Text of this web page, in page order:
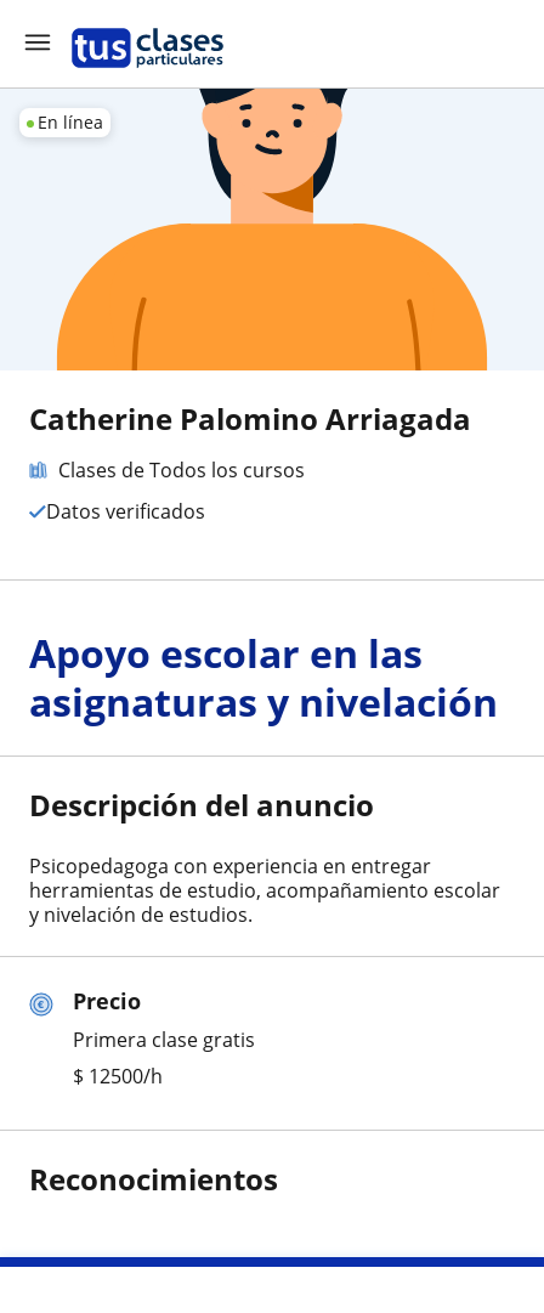
En línea
Catherine Palomino Arriagada
Clases de Todos los cursos
Datos verificados
Precio
Primera clase gratis
$ 12500/h
Apoyo escolar en las
asignaturas y nivelación
Descripción del anuncio
Psicopedagoga con experiencia en entregar
herramientas de estudio, acompañamiento escolar
y nivelación de estudios.
Reconocimientos